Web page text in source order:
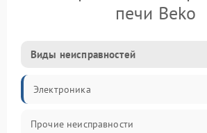
печи Beko
Виды неисправностей
Электроника
Прочие неисправности